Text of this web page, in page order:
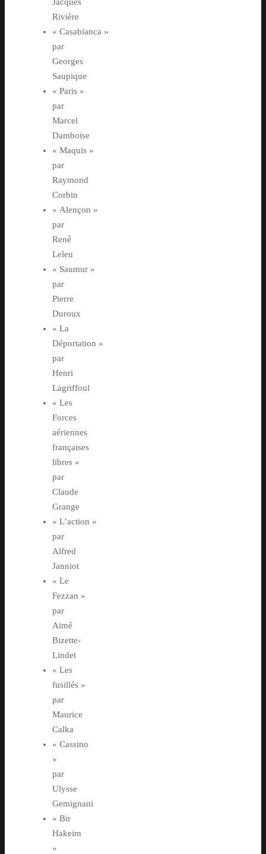
Jacques
Rivière
« Casabianca »
par
Georges
Saupique
« Paris »
par
Marcel
Damboise
« Maquis »
par
Raymond
Corbin
« Alençon »
par
René
Leleu
« Saumur »
par
Pierre
Duroux
« La
Déportation »
par
Henri
Lagriffoul
« Les
Forces
aériennes
françaises
libres »
par
Claude
Grange
« L’action »
par
Alfred
Janniot
« Le
Fezzan »
par
Aimé
Bizette-
Lindet
« Les
fusillés »
par
Maurice
Calka
« Cassino
»
par
Ulysse
Gemignani
« Bir
Hakeim
»